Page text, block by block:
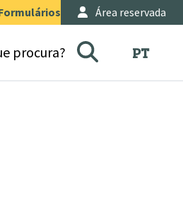
UserÁrea reservada
procura? PT